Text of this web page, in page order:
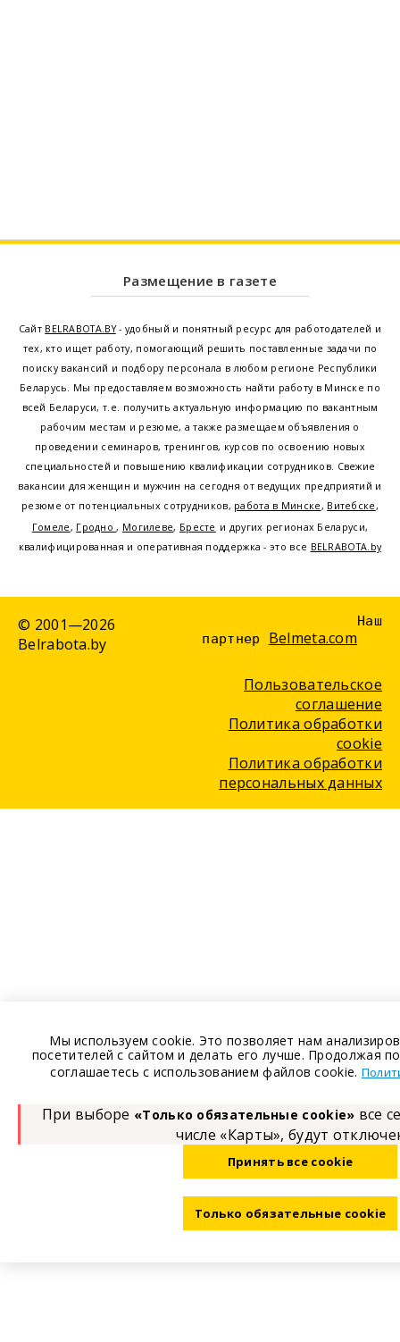
Размещение в газете
Сайт BELRABOTA.BY- удобный и понятный ресурс для работодателей и
тех, кто ищет работу, помогающий решить поставленные задачи по
поиску вакансий и подбору персонала в любом регионе Республики
Беларусь. Мы предоставляем возможность найти работу в Минске по
всей Беларуси, т.е. получить актуальную информацию по вакантным
рабочим местам и резюме, а также размещаем объявления о
проведении семинаров, тренингов, курсов по освоению новых
специальностей и повышению квалификации сотрудников. Свежие
вакансии для женщин и мужчин на сегодня от ведущих предприятий и
резюме от потенциальных сотрудников, работа в Минске, Витебске,
Гомеле, Гродно, Могилеве, Бресте и других регионах Беларуси,
квалифицированная и оперативная поддержка - это все BELRABOTA.by
© 2001—2026
Belrabota.by
Наш
партнер
Belmeta.com
Пользовательское
соглашение
Политика обработки
cookie
Политика обработки
персональных данных
Мы используем cookie. Это позволяет нам
посетителей с сайтом и делать его лучше. Продолжая
соглашаетесь с использованием файлов cookie.
При выборе «Только обязательные cookie» все
числе «Карты», будут
Принять все cookie
Только обязательные cookie